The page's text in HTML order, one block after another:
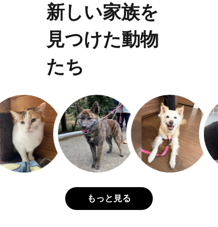
新しい家族を
見つけた動物
たち
もっと見る